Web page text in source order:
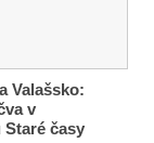
Valašsko:
v
Staré časy